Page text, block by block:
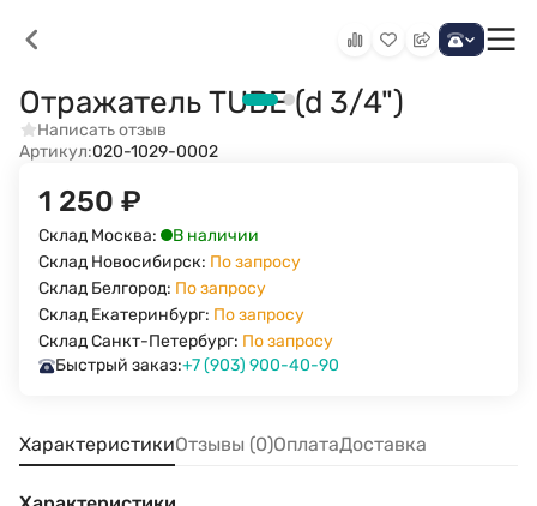
Отражатель TUBE (d 3/4")
Написать отзыв
Артикул:020-1029-0002
1 250 ₽
Склад Москва:
В наличии
Склад Новосибирск: По запросу
Склад Белгород: По запросу
Склад Екатеринбург: По запросу
Склад Санкт-Петербург: По запросу
Быстрый заказ:+7 (903) 900-40-90
ХарактеристикиОтзывы (0)ОплатаДоставка